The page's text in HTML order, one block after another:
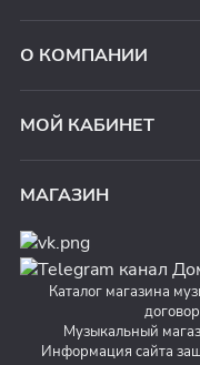
О КОМПАНИИ
МОЙ КАБИНЕТ
МАГАЗИН
Каталог магазина
Музыкальный
Информация сайта